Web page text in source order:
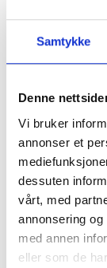
Samtykke
Denne
Vi bruker
annonser et
dessuten
vårt, med
annonsering
med annen
eller som de
Ingen
I